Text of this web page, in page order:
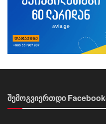
შემოგვიერთდი